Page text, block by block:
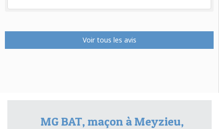
Voir tous les avis
MG BAT, maçon à Meyzieu,